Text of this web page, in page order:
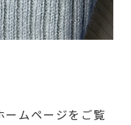
ームページをご覧